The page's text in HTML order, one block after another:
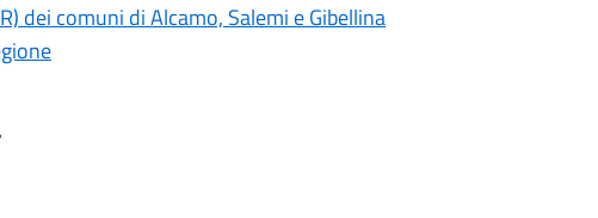
dei comuni di Alcamo, Salemi e Gibellina